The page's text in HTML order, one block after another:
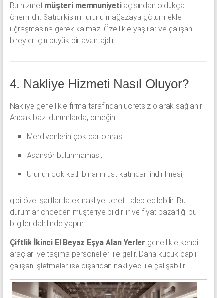
Bu hizmet müşteri memnuniyetiaçısından oldukça
önemlidir. Satıcı kişinin ürünü mağazaya götürmekle
uğraşmasına gerek kalmaz. Özellikle yaşlılar ve çalışan
bireyler için büyük bir avantajdır.
4. Nakliye Hizmeti Nasıl Oluyor?
Nakliye genellikle firma tarafından ücretsiz olarak sağlanır.
Ancak bazı durumlarda, örneğin:
Merdivenlerin çok dar olması,
Asansör bulunmaması,
Ürünün çok katlı binanın üst katından indirilmesi,
gibi özel şartlarda ek nakliye ücreti talep edilebilir. Bu
durumlar önceden müşteriye bildirilir ve fiyat pazarlığı bu
bilgiler dahilinde yapılır.
Çiftlik İkinci El Beyaz Eşya Alan Yerler genellikle kendi
araçları ve taşıma personelleri ile gelir. Daha küçük çaplı
çalışan işletmeler ise dışarıdan nakliyeci ile çalışabilir.